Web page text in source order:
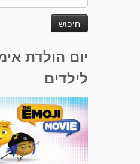
יום הולדת
לילדים